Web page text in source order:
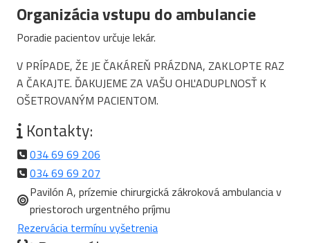
Organizácia vstupu do ambulancie
Poradie pacientov určuje lekár.
V PRÍPADE, ŽE JE ČAKÁREŇ PRÁZDNA, ZAKLOPTE RAZ
A ČAKAJTE. ĎAKUJEME ZA VAŠU OHĽADUPLNOSŤ K
OŠETROVANÝM PACIENTOM.
Kontakty:
034 69 69 206
034 69 69 207
Pavilón A, prízemie chirurgická zákroková ambulancia v
priestoroch urgentného príjmu
Rezervácia termínu vyšetrenia